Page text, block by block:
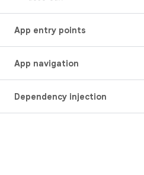
App entry points
App navigation
Dependency injection